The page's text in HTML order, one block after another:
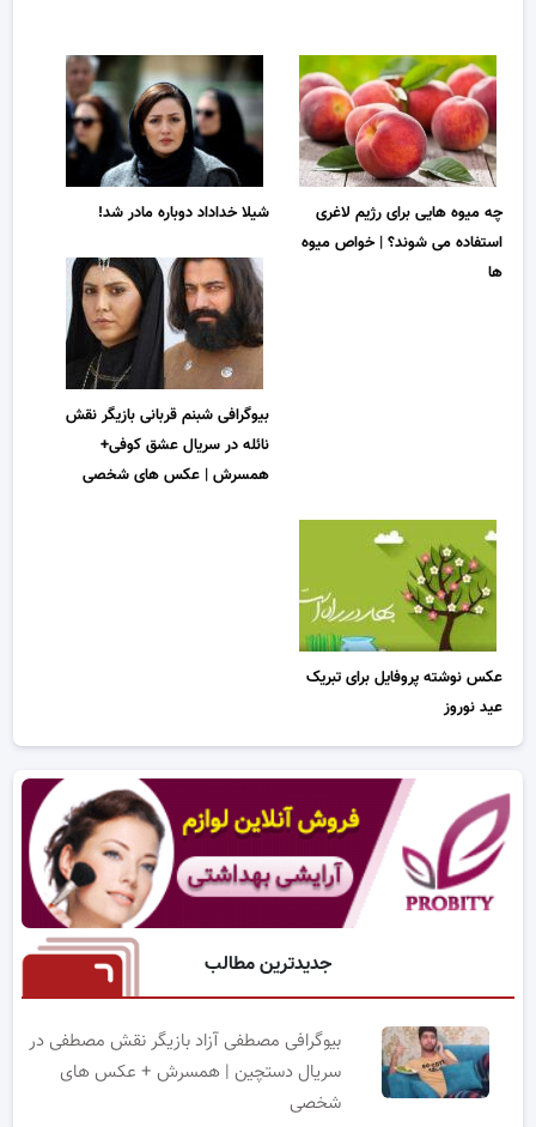
چه میوه هایی برای رژیم لاغری
استفاده می شوند؟ | خواص میوه
ها
شیلا خداداد دوباره مادر شد!
بیوگرافی شبنم قربانی بازیگر نقش
نائله در سریال عشق کوفی+
همسرش | عکس های شخصی
عکس نوشته پروفایل برای تبریک
عید نوروز
جدیدترین مطالب
بیوگرافی مصطفی آزاد بازیگر نقش مصطفی در
سریال دستچین | همسرش + عکس های
شخصی